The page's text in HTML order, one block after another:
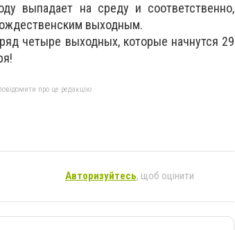
выпадает на среду и соответственно,
выходным.
четыре выходных, которые начнутся 29
про це редакцію
Авторизуйтесь, щоб оцінити